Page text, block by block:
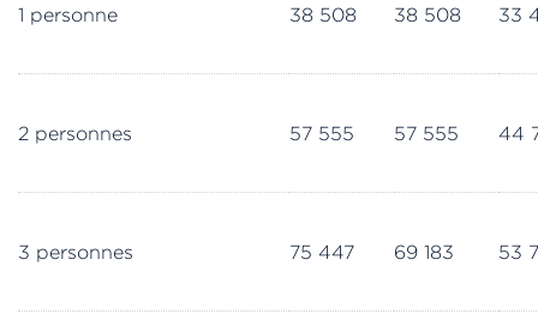
1 personne 38 508 38 508 33
2 personnes 57 555 57 555 44
3 personnes 75 447 69 183 53